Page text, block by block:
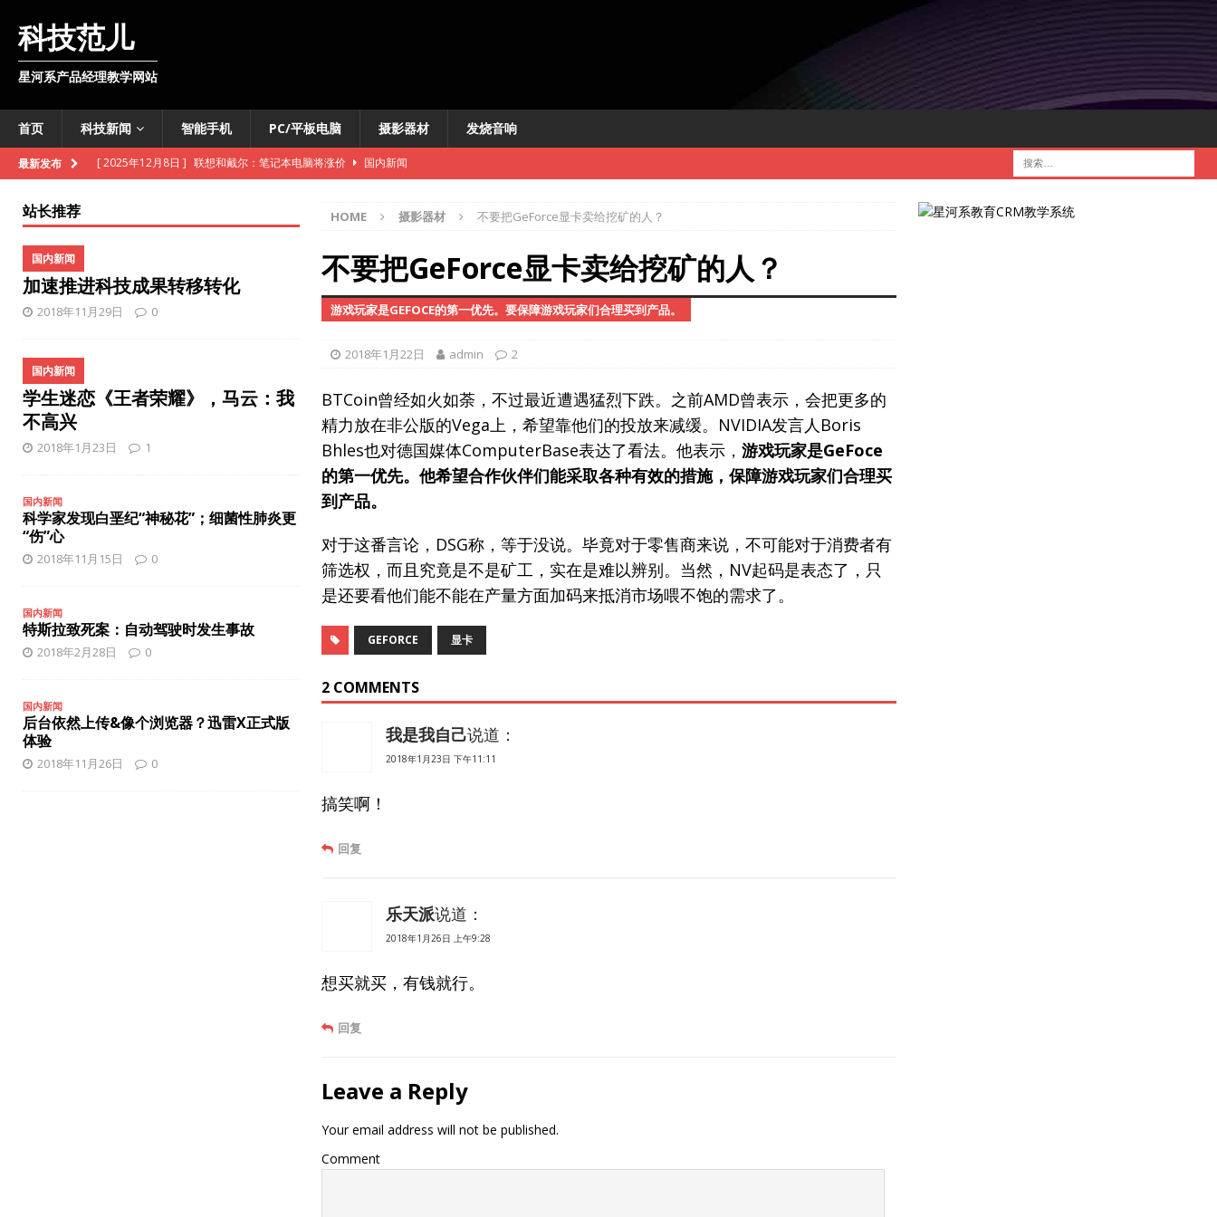
科技范儿
星河系产品经理教学网站
首页 科技新闻 智能手机 PC/平板电脑 摄影器材 发烧音响
最新发布 [ 2025年12月8日 ] 联想和戴尔：笔记本电脑将涨价
国内新闻
[ 2025年11月11日 ] 维基百科准备向数据爬虫收费
外媒快讯
国内新闻
[ 2025年10月28日 ] iPhone即将推出数字版护照
智能手机
[ 2025年10月27日 ]
TCL推出智慧酒店电视机解决方案
国内新闻
法意两国联合开发月球核反应堆
外媒快讯
[ 2025年10月27日 ]
苹果或将推出3款新iPhone手机
智能手机
[ 2025年12月8日 ]
智能手机
HOME 摄影器材 不要把GeForce显卡卖给挖矿的人？
不要把GeForce显卡卖给挖矿的人？
游戏玩家是GEFOCE的第一优先。要保障游戏玩家们合理买到产品。
2018年1月22日 admin 2
BTCoin曾经如火如荼，不过最近遭遇猛烈下跌。之前AMD曾表示，会把更多的
精力放在非公版的Vega上，希望靠他们的投放来减缓。NVIDIA发言人Boris
Bhles也对德国媒体ComputerBase表达了看法。他表示， 游戏玩家是GeFoce
的第一优先。他希望合作伙伴们能采取各种有效的措施，保障游戏玩家们合理买
到产品。
对于这番言论，DSG称，等于没说。毕竟对于零售商来说，不可能对于消费者有
筛选权，而且究竟是不是矿工，实在是难以辨别。当然，NV起码是表态了，只
是还要看他们能不能在产量方面加码来抵消市场喂不饱的需求了。
GEFORCE 显卡
2 COMMENTS
我是我自己说道：
2018年1月23日 下午11:11
搞笑啊！
回复
乐天派说道：
2018年1月26日 上午9:28
想买就买，有钱就行。
回复
Leave a Reply
Your email address will not be published.
Comment
站长推荐
加速推进科技成果转移转化
国内新闻
2018年11月29日 0
学生迷恋《王者荣耀》，马云：我
不高兴
国内新闻
2018年1月23日 1
国内新闻
科学家发现白垩纪“神秘花”；细菌性肺炎更
“伤”心
2018年11月15日 0
国内新闻
特斯拉致死案：自动驾驶时发生事故
2018年2月28日 0
国内新闻
后台依然上传&像个浏览器？迅雷X正式版
体验
2018年11月26日 0